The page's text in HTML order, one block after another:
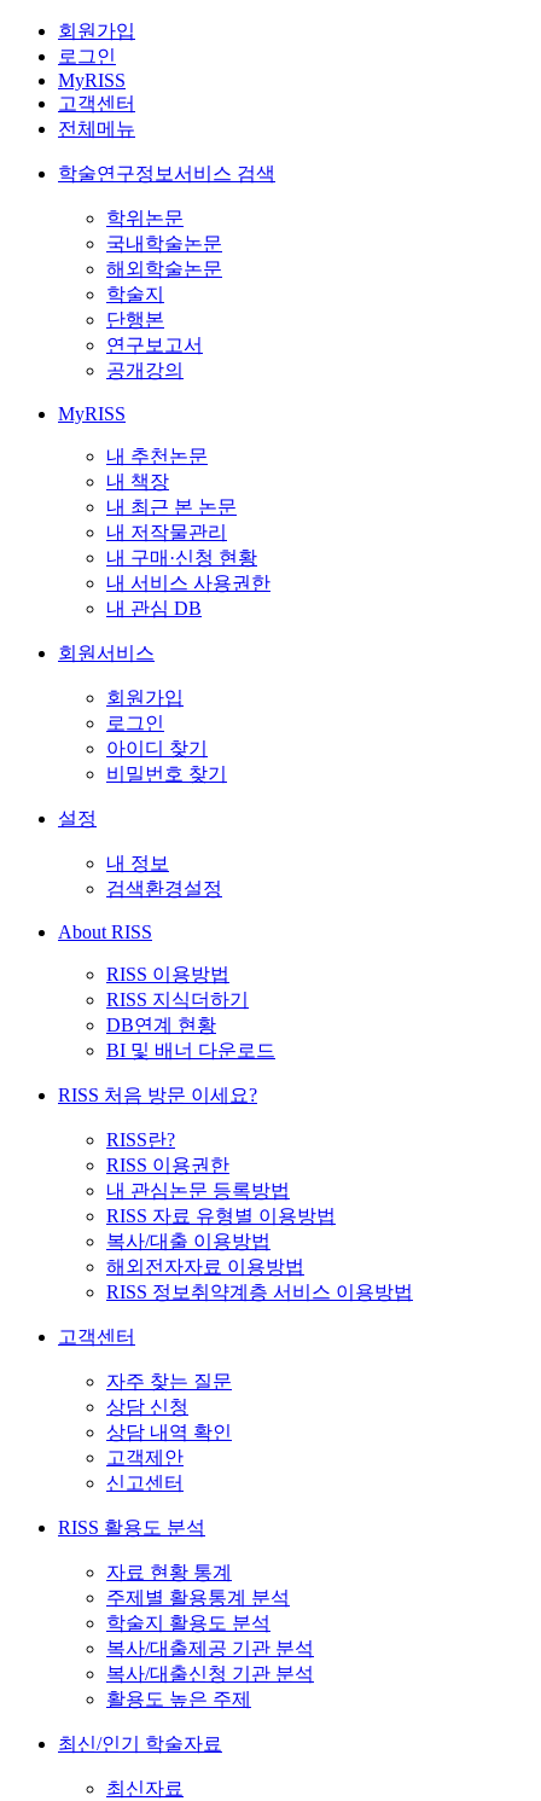
회원가입
로그인
MyRISS
고객센터
전체메뉴
학술연구정보서비스 검색
학위논문
국내학술논문
해외학술논문
학술지
단행본
연구보고서
공개강의
MyRISS
내 추천논문
내 책장
내 최근 본 논문
내 저작물관리
내 구매·신청 현황
내 서비스 사용권한
내 관심 DB
회원서비스
회원가입
로그인
아이디 찾기
비밀번호 찾기
설정
내 정보
검색환경설정
About RISS
RISS 이용방법
RISS 지식더하기
DB연계 현황
BI 및 배너 다운로드
RISS 처음 방문 이세요?
RISS란?
RISS 이용권한
내 관심논문 등록방법
RISS 자료 유형별 이용방법
복사/대출 이용방법
해외전자자료 이용방법
RISS 정보취약계층 서비스 이용방법
고객센터
자주 찾는 질문
상담 신청
상담 내역 확인
고객제안
신고센터
RISS 활용도 분석
자료 현황 통계
주제별 활용통계 분석
학술지 활용도 분석
복사/대출제공 기관 분석
복사/대출신청 기관 분석
활용도 높은 주제
최신/인기 학술자료
최신자료